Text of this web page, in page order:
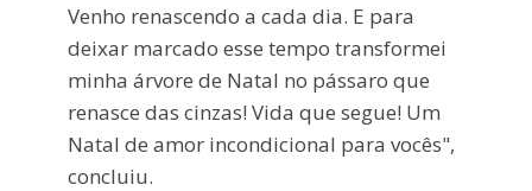
Venho renascendo a cada dia. E para
deixar marcado esse tempo transformei
minha árvore de Natal no pássaro que
renasce das cinzas! Vida que segue! Um
Natal de amor incondicional para vocês",
concluiu.